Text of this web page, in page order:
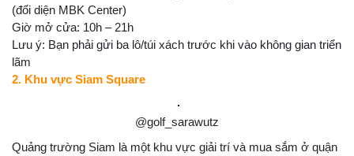
(đối diện MBK Center)
Giờ mở cửa: 10h – 21h
Lưu ý: Bạn phải gửi ba lô/túi xách trước khi vào không gian triển
lãm
2. Khu vực Siam Square
@golf_sarawutz
Quảng trường Siam là một khu vực giải trí và mua sắm ở quận